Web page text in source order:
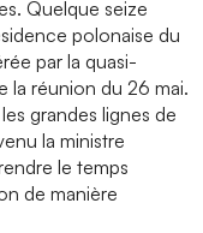
Quelque seize
polonaise du
par la quasi-
la réunion du 26 mai.
grandes lignes de
la ministre
le temps
de manière